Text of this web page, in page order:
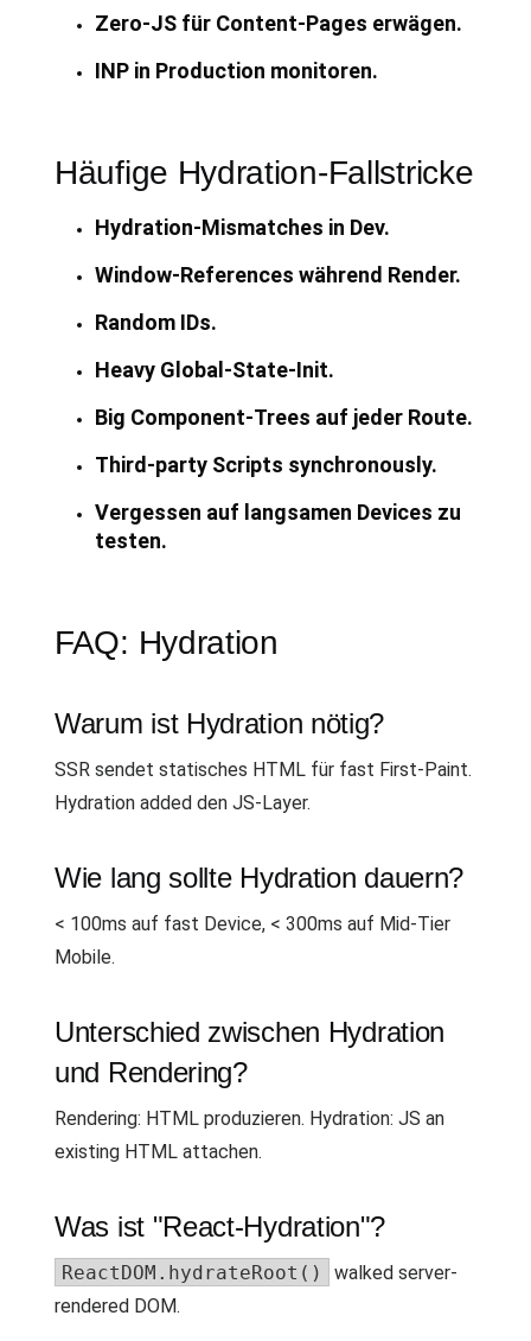
Zero-JS für Content-Pages erwägen.
INP in Production monitoren.
Häufige Hydration-Fallstricke
Hydration-Mismatches in Dev.
Window-References während Render.
Random IDs.
Heavy Global-State-Init.
Big Component-Trees auf jeder Route.
Third-party Scripts synchronously.
Vergessen auf langsamen Devices zu
testen.
FAQ: Hydration
Warum ist Hydration nötig?
SSR sendet statisches HTML für fast First-Paint.
Hydration added den JS-Layer.
Wie lang sollte Hydration dauern?
< 100ms auf fast Device, < 300ms auf Mid-Tier
Mobile.
Unterschied zwischen Hydration
und Rendering?
Rendering: HTML produzieren. Hydration: JS an
existing HTML attachen.
Was ist "React-Hydration"?
ReactDOM.hydrateRoot()
walked server-
rendered DOM.